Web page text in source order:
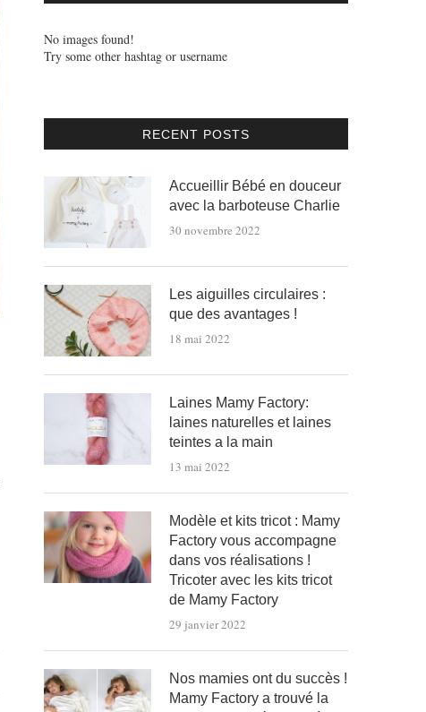
No images found!
Try some other hashtag or username
RECENT POSTS
Accueillir Bébé en douceur
avec la barboteuse Charlie
30 novembre 2022
Les aiguilles circulaires :
que des avantages !
18 mai 2022
Laines Mamy Factory:
laines naturelles et laines
teintes a la main
13 mai 2022
Modèle et kits tricot : Mamy
Factory vous accompagne
dans vos réalisations !
Tricoter avec les kits tricot
de Mamy Factory
29 janvier 2022
Nos mamies ont du succès !
Mamy Factory a trouvé la